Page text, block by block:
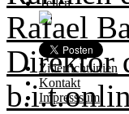
Teilen
Zitierrichtlinien
Kontakt
Impresssum
Rafael
Direktor